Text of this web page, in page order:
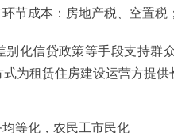
节成本：房地产税、空置税；
别化信贷政策等手段支持群
为租赁住房建设运营方提供
等化，农民工市民化